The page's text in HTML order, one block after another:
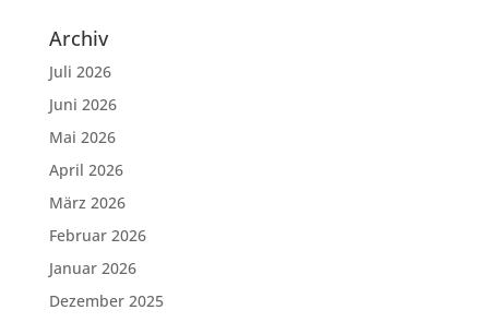
Archiv
Juli 2026
Juni 2026
Mai 2026
April 2026
März 2026
Februar 2026
Januar 2026
Dezember 2025